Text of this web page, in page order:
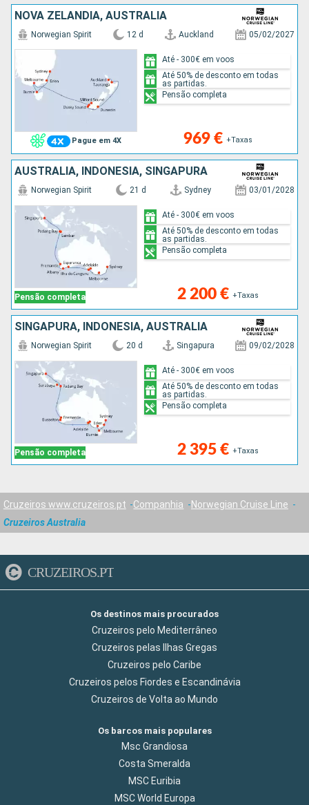
NOVA ZELANDIA, AUSTRALIA
Pague em 4X
Norwegian Spirit 12 d Auckland 05/02/2027
969 € +Taxas
Até - 300€ em voos
Até 50% de desconto em todas
as partidas.
Pensão completa
AUSTRALIA, INDONÉSIA, SINGAPURA
Pensão completa
Norwegian Spirit 21 d Sydney 03/01/2028
2 200 € +Taxas
Até - 300€ em voos
Até 50% de desconto em todas
as partidas.
Pensão completa
SINGAPURA, INDONÉSIA, AUSTRALIA
Pensão completa
Norwegian Spirit 20 d Singapura 09/02/2028
2 395 € +Taxas
Até - 300€ em voos
Até 50% de desconto em todas
as partidas.
Pensão completa
Cruzeiros www.cruzeiros.pt Companhia
Norwegian Cruise Line
Cruzeiros Australia
CRUZEIROS.PT
Os destinos mais procurados
Cruzeiros pelo Mediterrâneo
Cruzeiros pelas Ilhas Gregas
Cruzeiros pelo Caribe
Cruzeiros pelos Fiordes e Escandinávia
Cruzeiros de Volta ao Mundo
Os barcos mais populares
Msc Grandiosa
Costa Smeralda
MSC Euribia
MSC World Europa